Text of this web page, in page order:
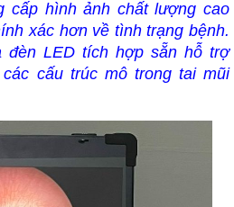
cấp hình ảnh chất lượng cao
xác hơn về tình trạng bệnh.
đèn LED tích hợp sẵn hỗ trợ
cấu trúc mô trong tai mũi